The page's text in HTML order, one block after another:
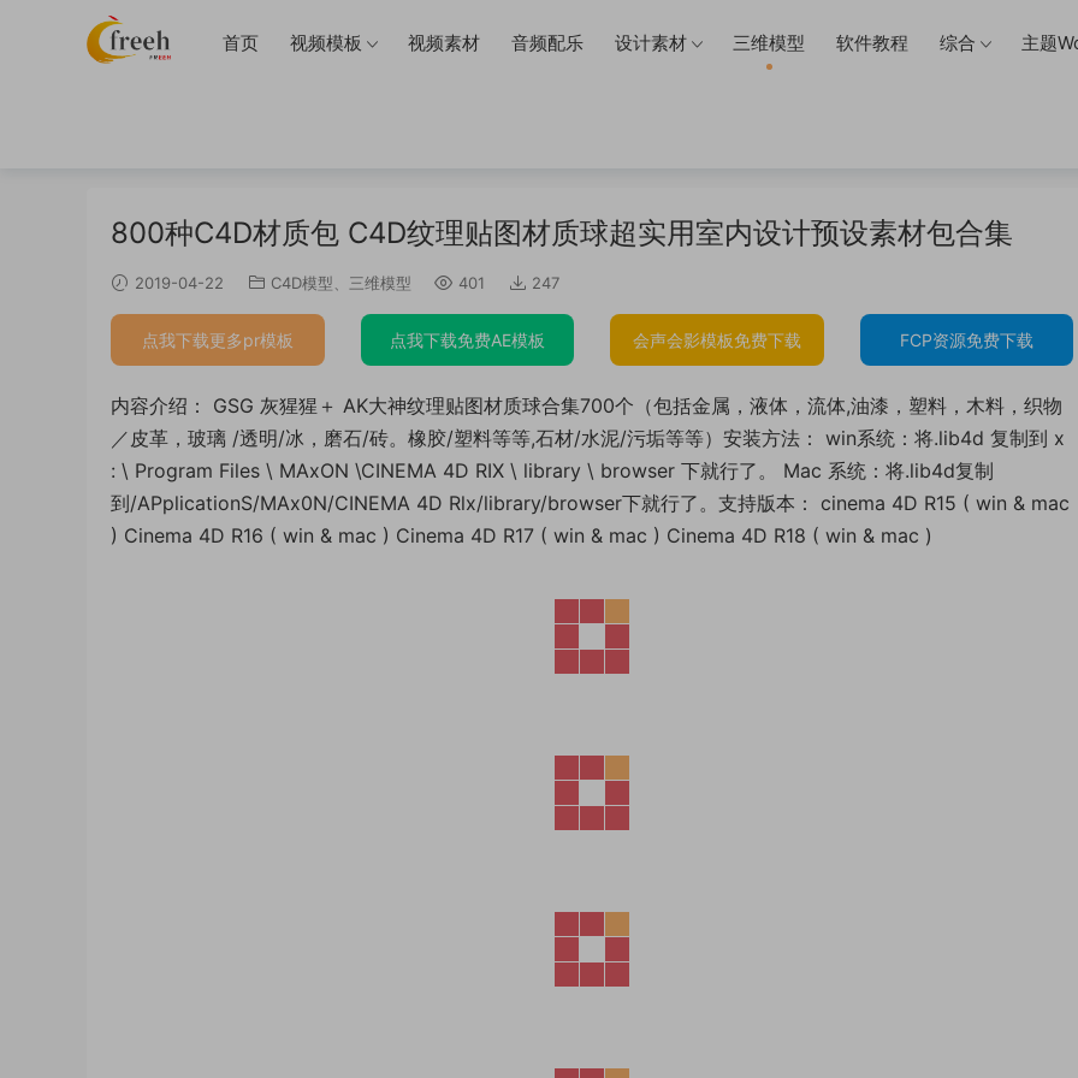
首页 视频模板 视频素材 音频配乐 设计素材 三维模型 软件教程 综合 主题
800种C4D材质包 C4D纹理贴图材质球超实用室内设计预设素材包合集
2019-04-22 C4D模型 三维模型 401 247
点我下载更多pr模板 点我下载免费AE模板 会声会影模板免费下载 FCP资源免费下载
内容介绍： GSG 灰猩猩＋ AK大神纹理贴图材质球合集700个（包括金属，液体，流体,油漆，塑料，木料，织物
／皮革，玻璃 /透明/冰，磨石/砖。橡胶/塑料等等,石材/水泥/污垢等等）安装方法： win系统：将.lib4d 复制到 x
: \ Program Files \ MAxON \CINEMA 4D RIX \ library \ browser 下就行了。 Mac 系统：将.lib4d复制
到/APplicationS/MAx0N/CINEMA 4D Rlx/library/browser下就行了。支持版本： cinema 4D R15 ( win & mac
) Cinema 4D R16 ( win & mac ) Cinema 4D R17 ( win & mac ) Cinema 4D R18 ( win & mac )